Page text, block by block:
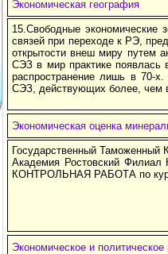
Экономическая география
15.Свободные экономические
связей при переходе к РЭ,
открытости внеш миру путем
СЭЗ в мир практике появлась
распространение лишь в 70-
СЭЗ, действующих более, чем
Экономическая оценка
Государственный Таможенный
Академия Ростовский Филиал
КОНТРОЛЬНАЯ РАБОТА по
Экономическое и